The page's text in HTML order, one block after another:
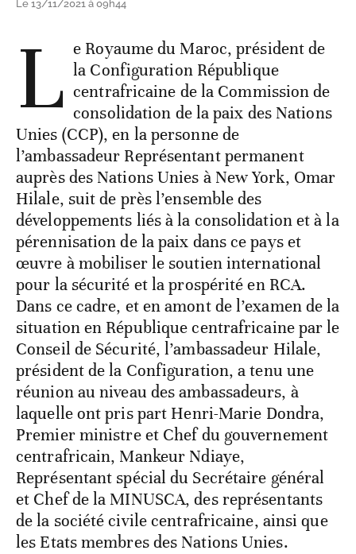
Le 13/11/2021 à 09h44
L e Royaume du Maroc, président de
la Configuration République
centrafricaine de la Commission de
consolidation de la paix des Nations
Unies (CCP), en la personne de
l’ambassadeur Représentant permanent
auprès des Nations Unies à New York, Omar
Hilale, suit de près l’ensemble des
développements liés à la consolidation et à la
pérennisation de la paix dans ce pays et
œuvre à mobiliser le soutien international
pour la sécurité et la prospérité en RCA.
Dans ce cadre, et en amont de l’examen de la
situation en République centrafricaine par le
Conseil de Sécurité, l’ambassadeur Hilale,
président de la Configuration, a tenu une
réunion au niveau des ambassadeurs, à
laquelle ont pris part Henri-Marie Dondra,
Premier ministre et Chef du gouvernement
centrafricain, Mankeur Ndiaye,
Représentant spécial du Secrétaire général
et Chef de la MINUSCA, des représentants
de la société civile centrafricaine, ainsi que
les Etats membres des Nations Unies.